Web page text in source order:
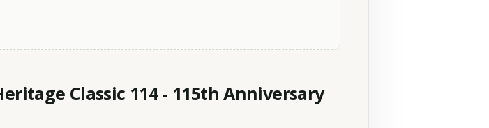
Classic 114 - 115th Anniversary